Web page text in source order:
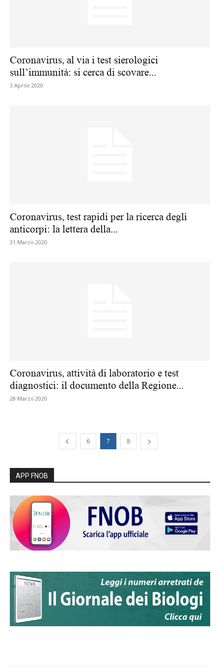
Coronavirus, al via i test sierologici
sull’immunità: si cerca di scovare...
3 Aprile 2020
Coronavirus, test rapidi per la ricerca degli
anticorpi: la lettera della...
31 Marzo 2020
Coronavirus, attività di laboratorio e test
diagnostici: il documento della Regione...
28 Marzo 2020
6 7 8
APP FNOB